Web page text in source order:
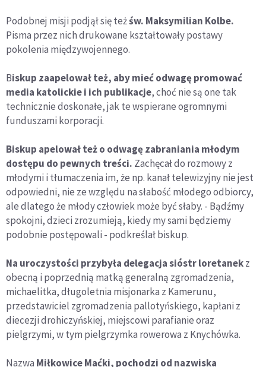
Podobnej misji podjął się teżśw. Maksymilian Kolbe.
Pisma przez nich drukowane kształtowały postawy
pokolenia międzywojennego.
Biskup zaapelował też, aby mieć odwagę promować
media katolickie i ich publikacje, choć nie są one tak
technicznie doskonałe, jak te wspierane ogromnymi
funduszami korporacji.
Biskup apelował też o odwagę zabraniania młodym
dostępu do pewnych treści. Zachęcał do rozmowy z
młodymi i tłumaczenia im, że np. kanał telewizyjny nie jest
odpowiedni, nie ze względu na słabość młodego odbiorcy,
ale dlatego że młody człowiek może być słaby. - Bądźmy
spokojni, dzieci zrozumieją, kiedy my sami będziemy
podobnie postępowali - podkreślał biskup.
Na uroczystości przybyła delegacja sióstr loretanekz
obecną i poprzednią matką generalną zgromadzenia,
michaelitka, długoletnia misjonarka z Kamerunu,
przedstawiciel zgromadzenia pallotyńskiego, kapłani z
diecezji drohiczyńskiej, miejscowi parafianie oraz
pielgrzymi, w tym pielgrzymka rowerowa z Knychówka.
Nazwa Miłkowice Maćki, pochodzi od nazwiska